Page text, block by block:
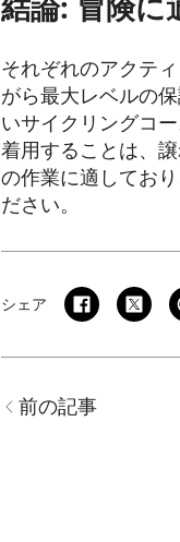
それぞれのアクテ
がら最大レベルの
いサイクリングコ
着用することは、
の作業に適してお
ださい。
シェア
前の記事